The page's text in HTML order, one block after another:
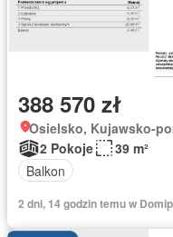
388 570 zł
Osielsko, Kujawsko-
2 Pokoje
39 m²
Balkon
2 dni, 14 godzin temu w